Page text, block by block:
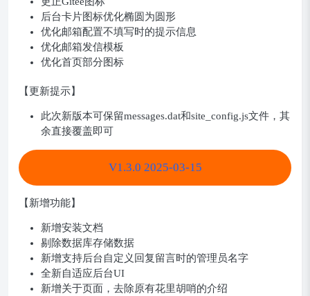
后台卡片图标优化椭圆为圆形
优化邮箱配置不填写时的提示信息
优化邮箱发信模板
优化首页部分图标
【更新提示】
此次新版本可保留messages.dat和site_config.js文件，其
余直接覆盖即可
V1.3.0 2025-03-15
【新增功能】
新增安装文档
剔除数据库存储数据
新增支持后台自定义回复留言时的管理员名字
全新自适应后台UI
新增关于页面，去除原有花里胡哨的介绍